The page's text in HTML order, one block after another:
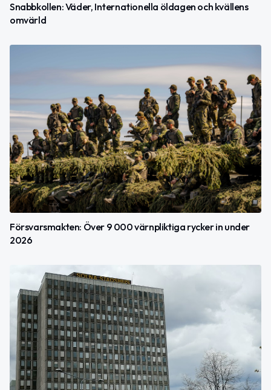
Snabbkollen: Väder, Internationella öldagen och kvällens
omvärld
Försvarsmakten: Över 9 000 värnpliktiga rycker in under
2026